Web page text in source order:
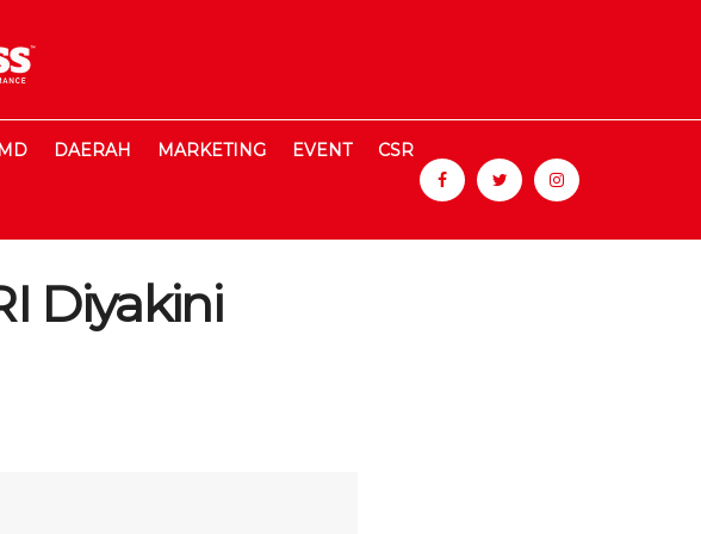
DAERAH MARKETING EVENT CSR
Diyakini